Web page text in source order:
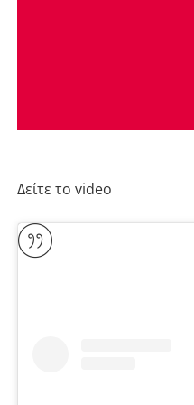
Δείτε το video